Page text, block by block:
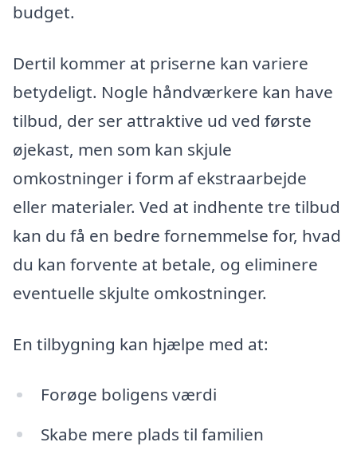
budget.
Dertil kommer at priserne kan variere
betydeligt. Nogle håndværkere kan have
tilbud, der ser attraktive ud ved første
øjekast, men som kan skjule
omkostninger i form af ekstraarbejde
eller materialer. Ved at indhente tre tilbud
kan du få en bedre fornemmelse for, hvad
du kan forvente at betale, og eliminere
eventuelle skjulte omkostninger.
En tilbygning kan hjælpe med at:
Forøge boligens værdi
Skabe mere plads til familien